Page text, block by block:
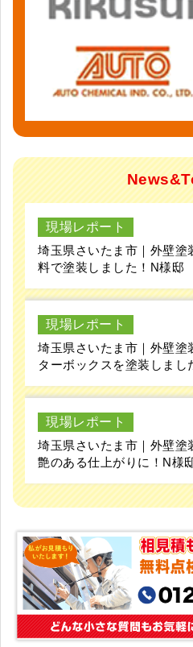
現場レポート
埼玉県さいたま市｜外壁
料で塗装しました！N様邸
現場レポート
埼玉県さいたま市｜外壁
ターボックスを塗装しまし
現場レポート
埼玉県さいたま市｜外壁
艶のある仕上がりに！N様